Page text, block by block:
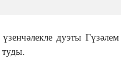
дуэты